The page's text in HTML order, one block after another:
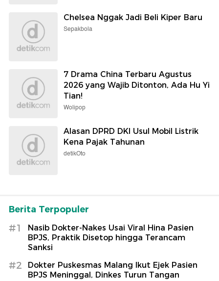
Chelsea Nggak Jadi Beli Kiper Baru
Sepakbola
7 Drama China Terbaru Agustus
2026 yang Wajib Ditonton, Ada Hu Yi
Tian!
Wolipop
Alasan DPRD DKI Usul Mobil Listrik
Kena Pajak Tahunan
detikOto
Berita Terpopuler
#1
Nasib Dokter-Nakes Usai Viral Hina Pasien
BPJS, Praktik Disetop hingga Terancam
Sanksi
#2
Dokter Puskesmas Malang Ikut Ejek Pasien
BPJS Meninggal, Dinkes Turun Tangan